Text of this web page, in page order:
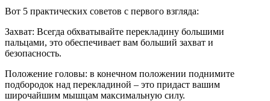
Вот 5 практических советов с первого взгляда:
Захват: Всегда обхватывайте перекладину большими
пальцами, это обеспечивает вам больший захват и
безопасность.
Положение головы: в конечном положении поднимите
подбородок над перекладиной – это придаст вашим
широчайшим мышцам максимальную силу.